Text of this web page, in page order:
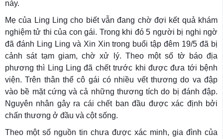
này.
Mẹ của Ling Ling cho biết vẫn đang chờ đợi kết quả khám
nghiệm tử thi của con gái. Trong khi đó 5 người bị nghi ngờ
đã đánh Ling Ling và Xin Xin trong buổi tập đêm 19/5 đã bị
cảnh sát tạm giam, chờ xử lý. Theo một số tờ báo địa
phương thì Ling Ling đã chết trước khi được đưa tới bệnh
viện. Trên thân thể cô gái có nhiều vết thương do va đập
vào bề mặt cứng và cả những thương tích do bị đánh đập.
Nguyên nhân gây ra cái chết ban đầu được xác định bởi
chấn thương ở đầu và cột sống.
Theo một số nguồn tin chưa được xác minh, gia đình của